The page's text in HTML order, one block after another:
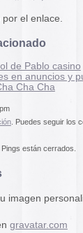
el enlace.
de Pablo casino
en anuncios y
Cha Cha
. Puedes seguir los
están cerrados.
imagen
gravatar.com